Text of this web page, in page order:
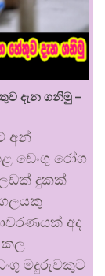
දැන ගනිමු –
අන්
ඩෙංගු රෝග
දුකක්
අද
කල
මදුරුවකුට